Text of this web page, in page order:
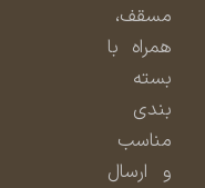
مسقف،
همراه با
بسته
بندی
مناسب
و ارسال